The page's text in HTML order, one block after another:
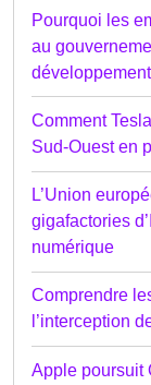
Pourquoi les
au
Comment
Sud-Ouest en
L’Union
gigafactories
numérique
Comprendre
l’interception
Apple poursuit